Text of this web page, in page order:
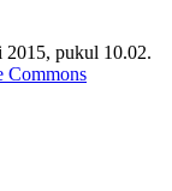
2015, pukul 10.02.
Commons